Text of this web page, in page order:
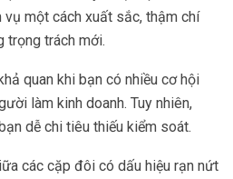
vụ một cách xuất sắc, thậm chí
trọng trách mới.
quan khi bạn có nhiều cơ hội
làm kinh doanh. Tuy nhiên,
dễ chi tiêu thiếu kiểm soát.
các cặp đôi có dấu hiệu rạn nứt